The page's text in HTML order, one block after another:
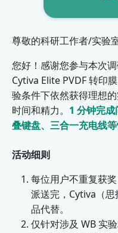
尊敬的科研工作者/实验
您好！感谢您参与本次
Cytiva Elite PVDF 转印
验条件下依然获得理想
时间和精力。 1 分钟完
叠键盘、三合一充电线等
活动细则
每位用户不重复获
派送完，Cytiva（
品代替。
仅针对涉及 WB 实